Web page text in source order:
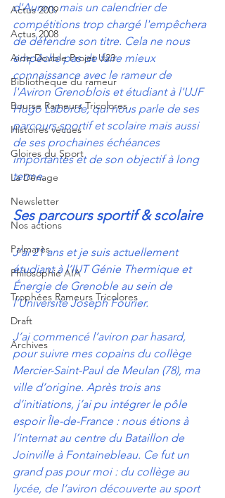
Actus 2009
Actus 2008
Aide Double Projet U23
Bibliothèque du rameur
Bourse Rameurs Tricolores
Histoires vécues
Gloires du Sport
La Dénage
Newsletter
Nos actions
Palmarès
Philosophie AIA
Trophées Rameurs Tricolores
Draft
Archives
d'Auron, mais un calendrier de
compétitions trop chargé l'empêchera
de défendre son titre. Cela ne nous
empêche pas de faire mieux
connaissance avec le rameur de
l'Aviron Grenoblois et étudiant à l'UJF
Hugo Laborde, qui nous parle de ses
parcours sportif et scolaire mais aussi
de ses prochaines échéances
importantes et de son objectif à long
terme.
Ses parcours sportif & scolaire
J’ai 21 ans et je suis actuellement
étudiant à l’IUT Génie Thermique et
Énergie de Grenoble au sein de
l’Université Joseph Fourier.
J’ai commencé l’aviron par hasard,
pour suivre mes copains du collège
Mercier-Saint-Paul de Meulan (78), ma
ville d’origine. Après trois ans
d’initiations, j’ai pu intégrer le pôle
espoir Île-de-France : nous étions à
l’internat au centre du Bataillon de
Joinville à Fontainebleau. Ce fut un
grand pas pour moi : du collège au
lycée, de l’aviron découverte au sport